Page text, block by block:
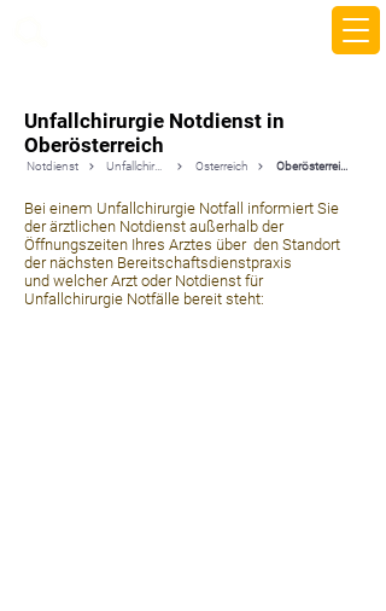
Unfallchirurgie Notdienst in
Oberösterreich
Notdienst Unfallchirurgie Österreich Oberösterreich
Bei einem Unfallchirurgie Notfall informiert Sie
der ärztlichen Notdienst außerhalb der
Öffnungszeiten Ihres Arztes über den Standort
der nächsten Bereitschaftsdienstpraxis
und welcher Arzt oder Notdienst für
Unfallchirurgie Notfälle bereit steht: